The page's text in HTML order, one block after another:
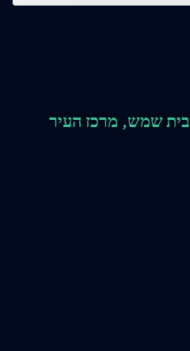
בית שמש, מרכז העיר